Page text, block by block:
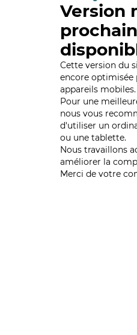
Version
Cette version du
encore optimisée
appareils mobiles.
Pour une
nous vous
d'utiliser un
ou une tablette.
Nous travaillons
améliorer la
Merci de votre